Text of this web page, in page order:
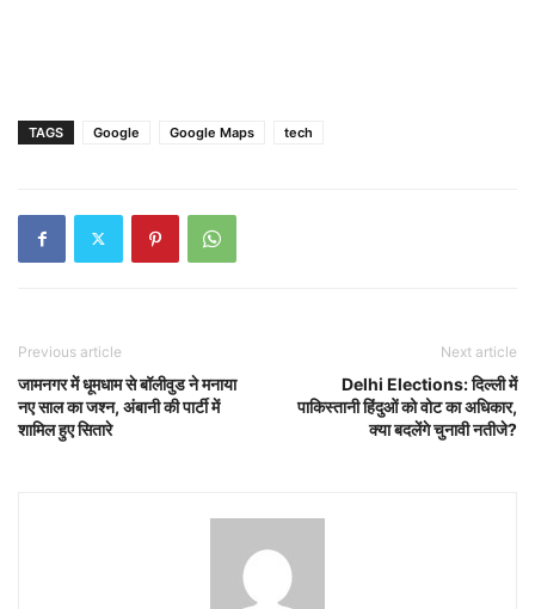
TAGS Google Google Maps tech
Previous article
जामनगर में धूमधाम से बॉलीवुड ने मनाया
नए साल का जश्न, अंबानी की पार्टी में
शामिल हुए सितारे
Next article
Delhi Elections: दिल्ली में
पाकिस्तानी हिंदुओं को वोट का अधिकार,
क्या बदलेंगे चुनावी नतीजे?